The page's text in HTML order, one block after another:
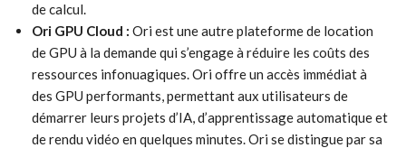
de calcul.
Ori GPU Cloud : Ori est une autre plateforme de location
de GPU à la demande qui s’engage à réduire les coûts des
ressources infonuagiques. Ori offre un accès immédiat à
des GPU performants, permettant aux utilisateurs de
démarrer leurs projets d’IA, d’apprentissage automatique et
de rendu vidéo en quelques minutes. Ori se distingue par sa